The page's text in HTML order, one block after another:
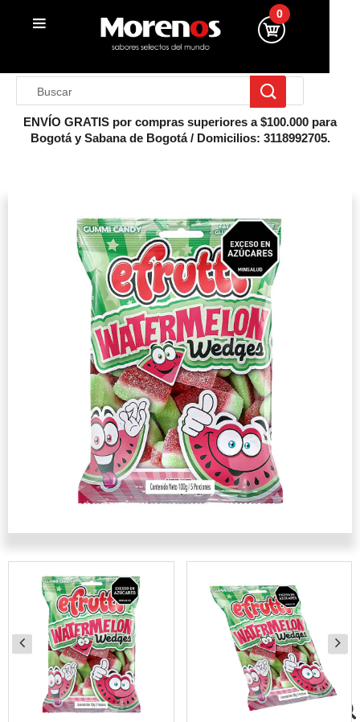
0
ENVÍO GRATIS por compras superiores a $100.000 para
Bogotá y Sabana de Bogotá / Domicilios: 3118992705.